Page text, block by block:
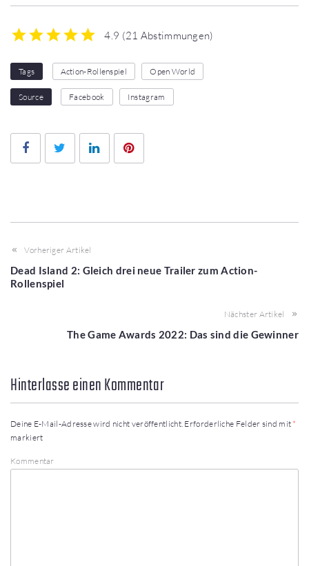
4.9 (21 Abstimmungen)
Tags Action-Rollenspiel Open World
Source Facebook Instagram
FacebookTwitter LinkedIn
Vorheriger Artikel
Dead Island 2: Gleich drei neue Trailer zum Action-
Rollenspiel
Nächster Artikel
The Game Awards 2022: Das sind die Gewinner
Hinterlasse einen Kommentar
Deine E-Mail-Adresse wird nicht veröffentlicht. Erforderliche Felder sind mit *
markiert
Kommentar